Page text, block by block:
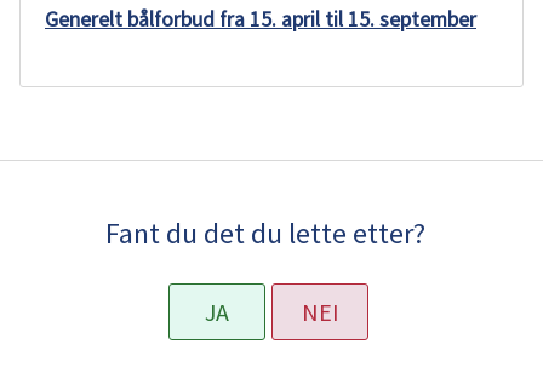
Generelt bålforbud fra 15. april til 15. september
Fant du det du lette etter?
JA NEI